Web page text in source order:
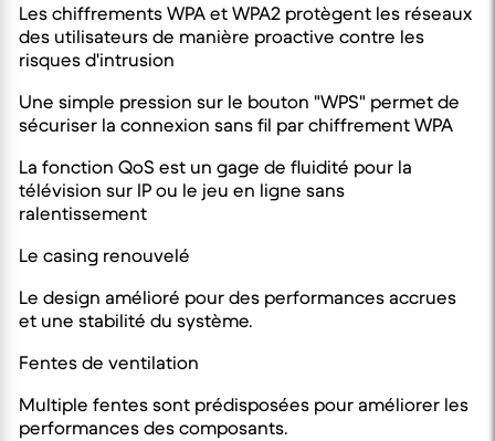
Les chiffrements WPA et WPA2 protègent les réseaux
des utilisateurs de manière proactive contre les
risques d'intrusion
Une simple pression sur le bouton "WPS" permet de
sécuriser la connexion sans fil par chiffrement WPA
La fonction QoS est un gage de fluidité pour la
télévision sur IP ou le jeu en ligne sans
ralentissement
Le casing renouvelé
Le design amélioré pour des performances accrues
et une stabilité du système.
Fentes de ventilation
Multiple fentes sont prédisposées pour améliorer les
performances des composants.